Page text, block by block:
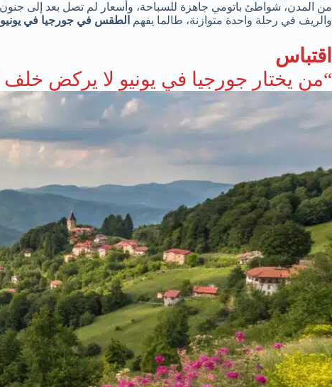
من المدن، شواطئ باتومي جاهزة للسباحة، وأسعار لم تصل بعد إلى
والريف في رحلة واحدة متوازنة، طالما يفهم
الطقس في جورجيا في
اقتباس
“من يختار جورجيا في يونيو لا يركض